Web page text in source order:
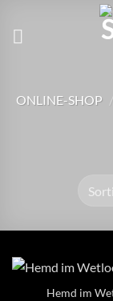
Inhalt
ONLINE-SHOP /
Hemd im